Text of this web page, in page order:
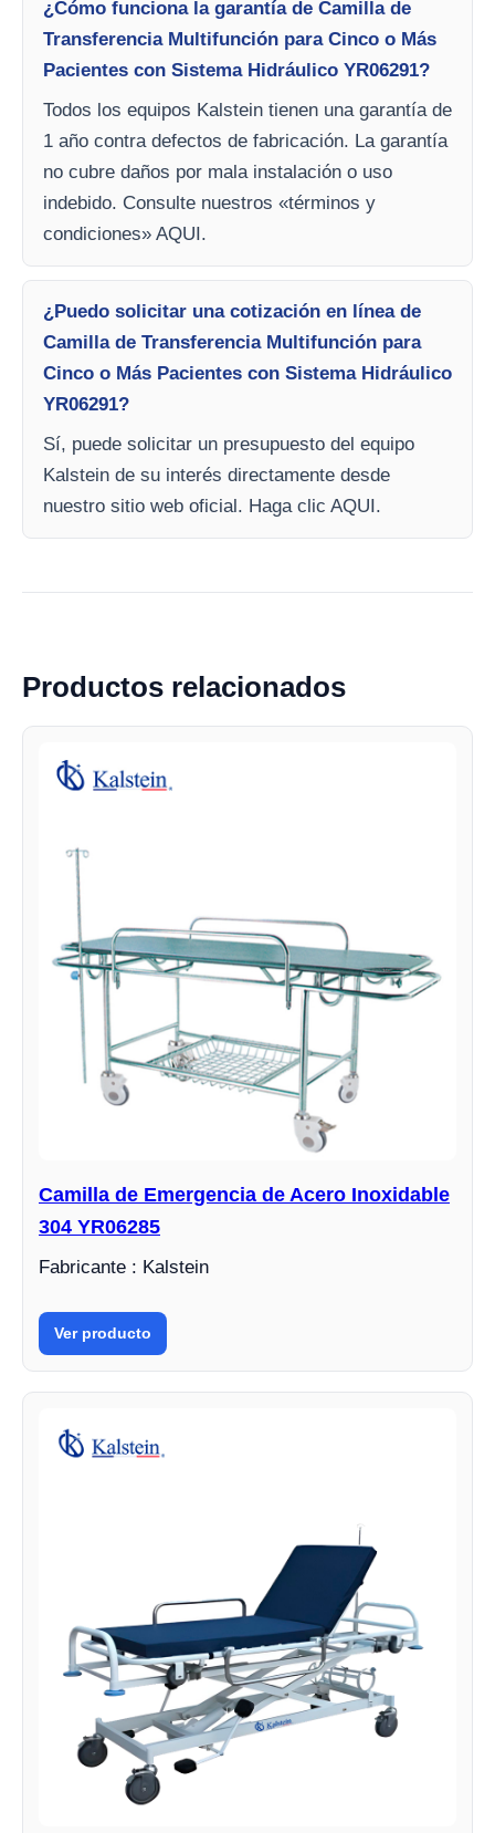
¿Cómo funciona la garantía de Camilla de
Transferencia Multifunción para Cinco o Más
Pacientes con Sistema Hidráulico YR06291?
Todos los equipos Kalstein tienen una garantía de
1 año contra defectos de fabricación. La garantía
no cubre daños por mala instalación o uso
indebido. Consulte nuestros «términos y
condiciones» AQUI.
¿Puedo solicitar una cotización en línea de
Camilla de Transferencia Multifunción para
Cinco o Más Pacientes con Sistema Hidráulico
YR06291?
Sí, puede solicitar un presupuesto del equipo
Kalstein de su interés directamente desde
nuestro sitio web oficial. Haga clic AQUI.
Productos relacionados
Camilla de Emergencia de Acero Inoxidable
304 YR06285
Fabricante : Kalstein
Ver producto